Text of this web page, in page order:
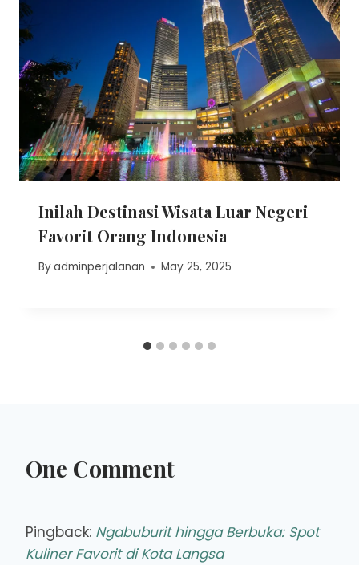
Inilah Destinasi Wisata Luar Negeri
Favorit Orang Indonesia
Byadminperjalanan May 25, 2025
One Comment
Pingback: Ngabuburit hingga Berbuka: Spot
Kuliner Favorit di Kota Langsa